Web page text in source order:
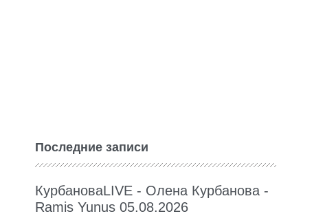
Последние записи
КурбановаLIVE - Олена Курбанова -
Ramis Yunus 05.08.2026